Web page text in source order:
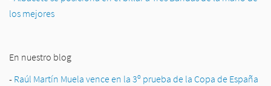
los mejores
En nuestro blog
- Raúl Martín Muela vence en la 3º prueba de la Copa de España